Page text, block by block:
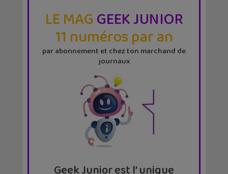
LE MAGGEEK JUNIOR
11 numéros par an
par abonnement et chez ton marchand de
journaux
Geek Junior est l’ unique